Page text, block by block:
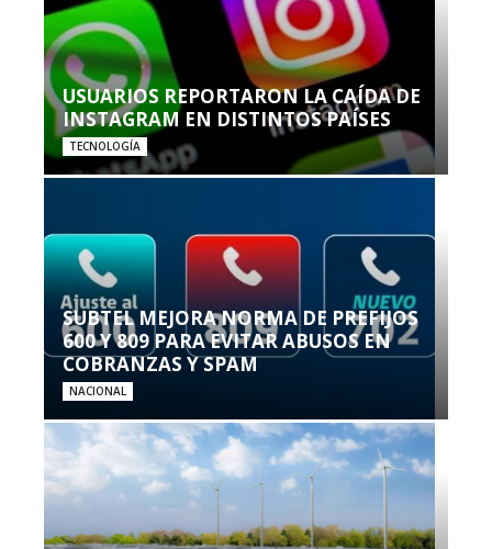
USUARIOS REPORTARON LA CAÍDA DE
INSTAGRAM EN DISTINTOS PAÍSES
TECNOLOGÍA
SUBTEL MEJORA NORMA DE PREFIJOS
600 Y 809 PARA EVITAR ABUSOS EN
COBRANZAS Y SPAM
NACIONAL